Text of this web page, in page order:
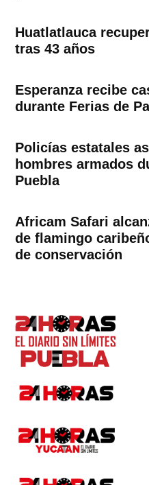
Huatlatlauca
tras 43 años
Esperanza recibe
durante Ferias de
Policías estatales
hombres armados
Puebla
Africam Safari
de flamingo
de conservación